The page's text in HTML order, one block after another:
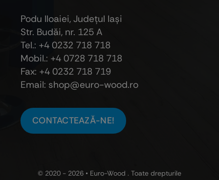
Podu Iloaiei, Judeţul Iaşi
Str. Budăi, nr. 125 A
Tel.: +4 0232 718 718
Mobil.: +4 0728 718 718
Fax: +4 0232 718 719
Email: shop@euro-wood.ro
CONTACTEAZĂ-NE!
© 2020 - 2026 • Euro-Wood . Toate drepturile